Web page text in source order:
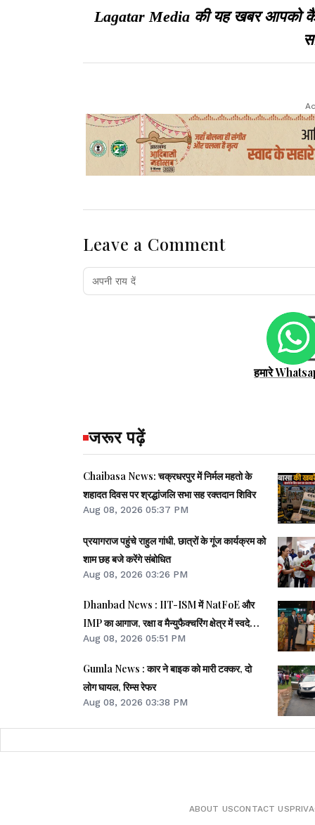
Lagatar Media की यह खबर आपको
Leave a Comment
हमारे
जरूर पढ़ें
Chaibasa News: चक्रधरपुर में निर्मल महतो के
शहादत दिवस पर श्रद्धांजलि सभा सह रक्तदान शिविर
Aug 08, 2026 05:37 PM
प्रयागराज पहुंचे राहुल गांधी, छात्रों के गूंज कार्यक्रम को
शाम छह बजे करेंगे संबोधित
Aug 08, 2026 03:26 PM
Dhanbad News : IIT-ISM में NatFoE और
IMP का आगाज, रक्षा व मैन्युफैक्चरिंग क्षेत्र में स्वदेशी
तकनीक पर मंथन
Aug 08, 2026 05:51 PM
Gumla News : कार ने बाइक को मारी टक्कर, दो
लोग घायल, रिम्स रेफर
Aug 08, 2026 03:38 PM
ABOUT USCONTACT US